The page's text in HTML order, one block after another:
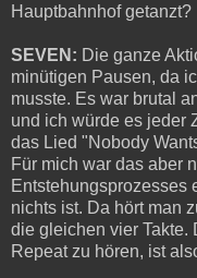
Hauptbahnhof getanzt?
SEVEN: Die ganze
minütigen Pausen, da
musste. Es war brutal
und ich würde es jeder
das Lied "Nobody
Für mich war das aber
Entstehungsprozesses
nichts ist. Da hört man
die gleichen vier Takte.
Repeat zu hören, ist